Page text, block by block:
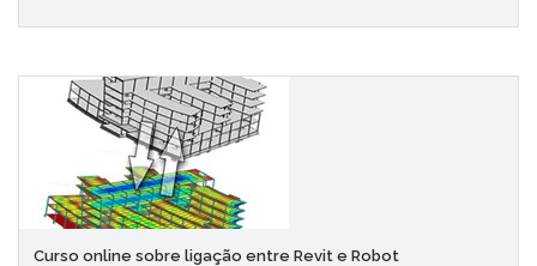
Curso online sobre ligação entre Revit e Robot